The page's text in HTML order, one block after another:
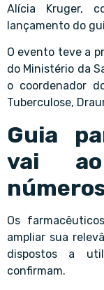
Alícia Kruger,
lançamento do
O evento teve a
do Ministério da
o coordenador
Tuberculose,
Guia
vai
Os
ampliar sua
dispostos a
confirmam.